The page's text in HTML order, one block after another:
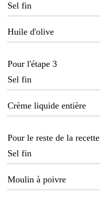
Sel fin
Huile d'olive
Pour l'étape 3
Sel fin
Crème liquide entière
Pour le reste de la recette
Sel fin
Moulin à poivre